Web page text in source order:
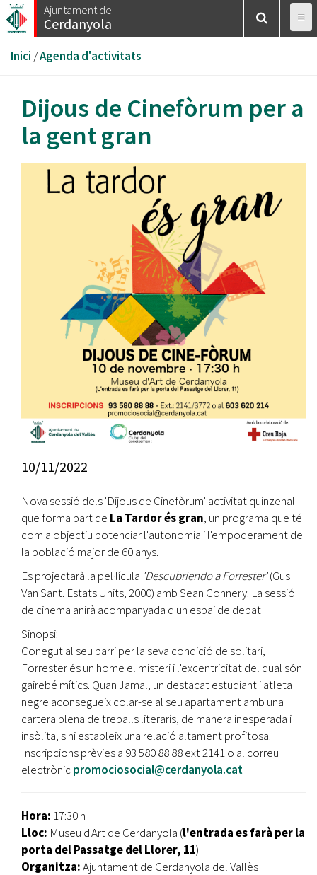
Vés
al
Ajuntament de
Cerdanyola
Esteu
aquí
Inici /Agenda d'activitats
Dijous de Cinefòrum per a
la gent gran
10/11/2022
Nova sessió dels 'Dijous de Cinefòrum' activitat quinzenal
que forma part de La Tardor és gran, un programa que té
com a objectiu potenciar l'autonomia i l'empoderament de
la població major de 60 anys.
Es projectarà la pel·lícula 'Descubriendo a Forrester'(Gus
Van Sant. Estats Units, 2000) amb Sean Connery. La sessió
de cinema anirà acompanyada d'un espai de debat
Sinopsi:
Conegut al seu barri per la seva condició de solitari,
Forrester és un home el misteri i l'excentricitat del qual són
gairebé mítics. Quan Jamal, un destacat estudiant i atleta
negre aconsegueix colar-se al seu apartament amb una
cartera plena de treballs literaris, de manera inesperada i
insòlita, s'hi estableix una relació altament profitosa.
Inscripcions prèvies a 93 580 88 88 ext 2141 o al correu
electrònicpromociosocial@cerdanyola.cat
Hora: 17:30 h
Lloc: Museu d'Art de Cerdanyola (l'entrada es farà per la
porta del Passatge del Llorer, 11)
Organitza:Ajuntament de Cerdanyola del Vallès